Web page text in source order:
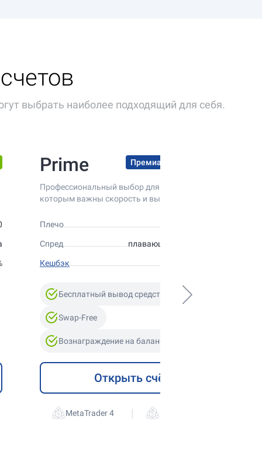
выбрать наиболее подходящий для себя.
Prime Премиальные условия
Профессиональный выбор для трейдеров,
которым важны скорость и выгодные условия
Плечо
Спред плавающий от 0 пунктов
Кешбэк
Бесплатный вывод средств
Swap-Free
Вознаграждение на баланс
Открыть счёт
MetaTrader 4 |